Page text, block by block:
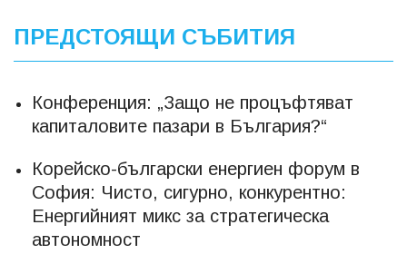
ПРЕДСТОЯЩИ СЪБИТИЯ
Конференция: „Защо не процъфтяват
капиталовите пазари в България?“
Корейско-български енергиен форум в
София: Чисто, сигурно, конкурентно:
Енергийният микс за стратегическа
автономност